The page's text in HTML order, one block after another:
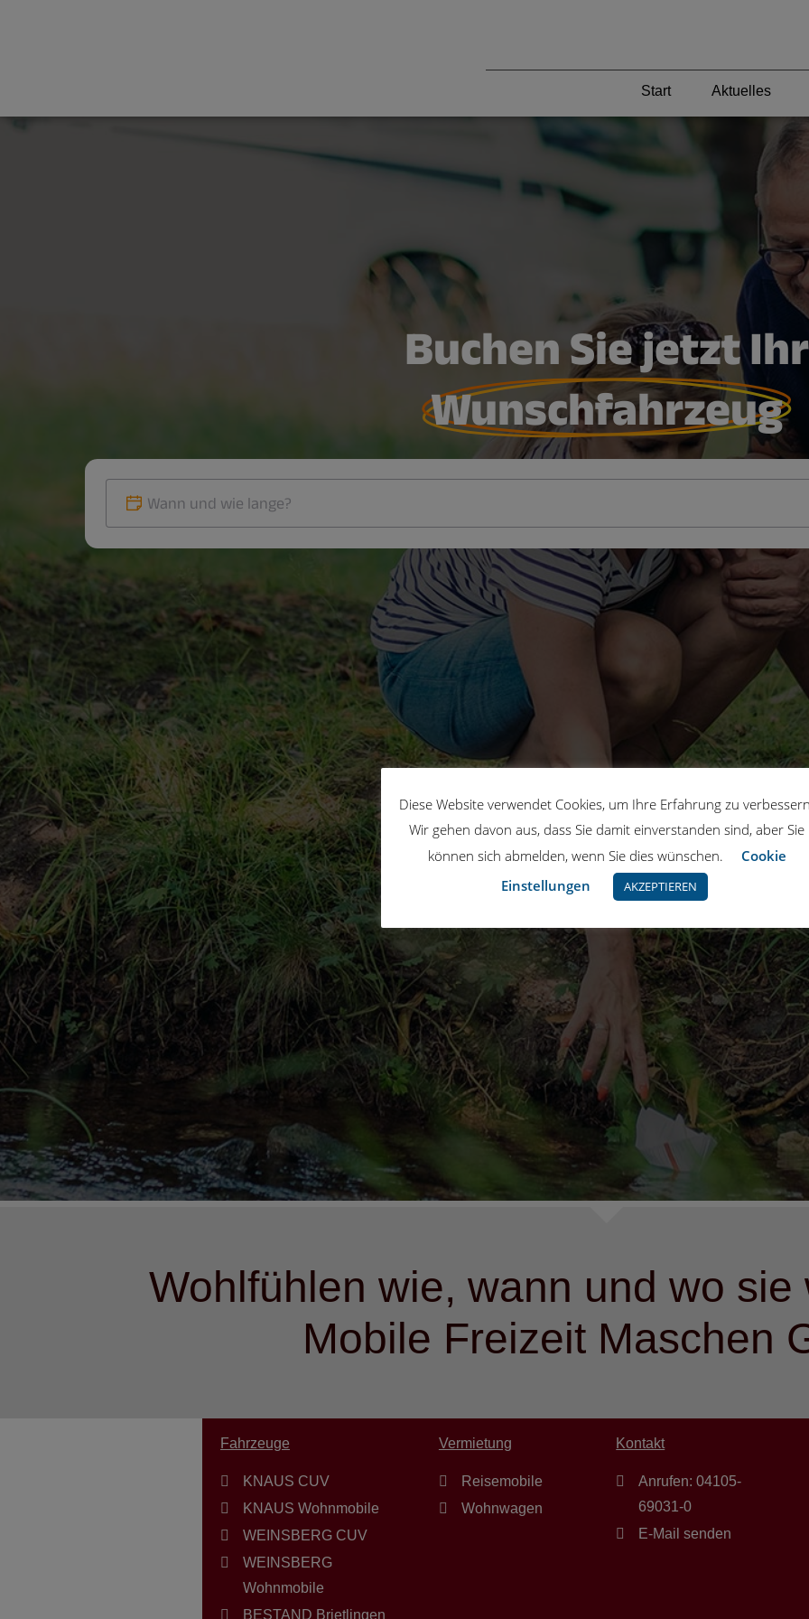
Start Aktuelles
Wohlfühlen wie, wann und wo sie
Mobile Freizeit Maschen
Fahrzeuge
KNAUS CUV
KNAUS Wohnmobile
WEINSBERG CUV
WEINSBERG
Wohnmobile
BESTAND Brietlingen
Vermietung
Reisemobile
Wohnwagen
Kontakt
Anrufen: 04105-
69031-0
E-Mail senden
Diese Website verwendet Cookies, um Ihre Erfahrung zu
Wir gehen davon aus, dass Sie damit einverstanden sind, aber Sie
können sich abmelden, wenn Sie dies wünschen.
Cookie
Einstellungen
AKZEPTIEREN